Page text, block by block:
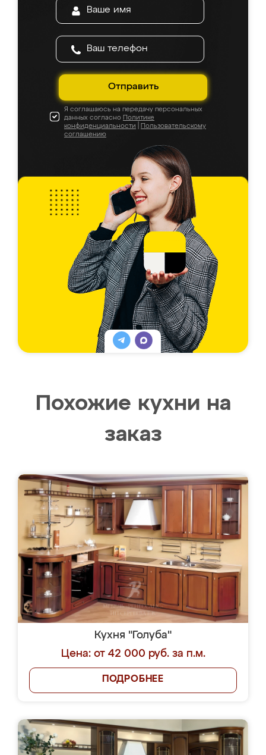
Отправить
Я соглашаюсь на передачу персональных
данных согласно Политике
конфиденциальности
Пользовательскому
соглашению
Похожие кухни на
заказ
Кухня "Голуба"
Цена: от 42 000 руб. за п.м.
ПОДРОБНЕЕ